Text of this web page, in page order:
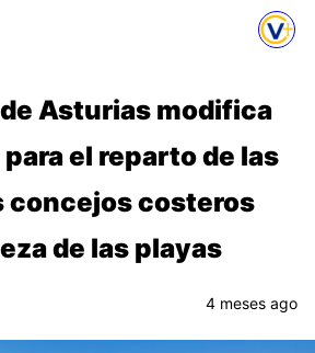
Asturias modifica
el reparto de las
concejos costeros
de las playas
4 meses ago